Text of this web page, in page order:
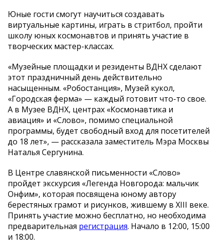
Юные гости смогут научиться создавать
виртуальные картины, играть в стритбол, пройти
школу юных космонавтов и принять участие в
творческих мастер-классах.
«Музейные площадки и резиденты ВДНХ сделают
этот праздничный день действительно
насыщенным. «Робостанция», Музей кукол,
«Городская ферма» — каждый готовит что-то свое.
А в Музее ВДНХ, центрах «Космонавтика и
авиация» и «Слово», помимо специальной
программы, будет свободный вход для посетителей
до 18 лет», — рассказала заместитель Мэра Москвы
Наталья Сергунина.
В Центре славянской письменности «Слово»
пройдет экскурсия «Легенда Новгорода: мальчик
Онфим», которая посвящена юному автору
берестяных грамот и рисунков, жившему в XIII веке.
Принять участие можно бесплатно, но необходима
предварительная регистрация. Начало в 12:00, 15:00
и 18:00.